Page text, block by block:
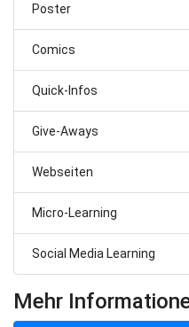
Poster
Comics
Quick-Infos
Give-Aways
Webseiten
Micro-Learning
Social Media Learning
Mehr